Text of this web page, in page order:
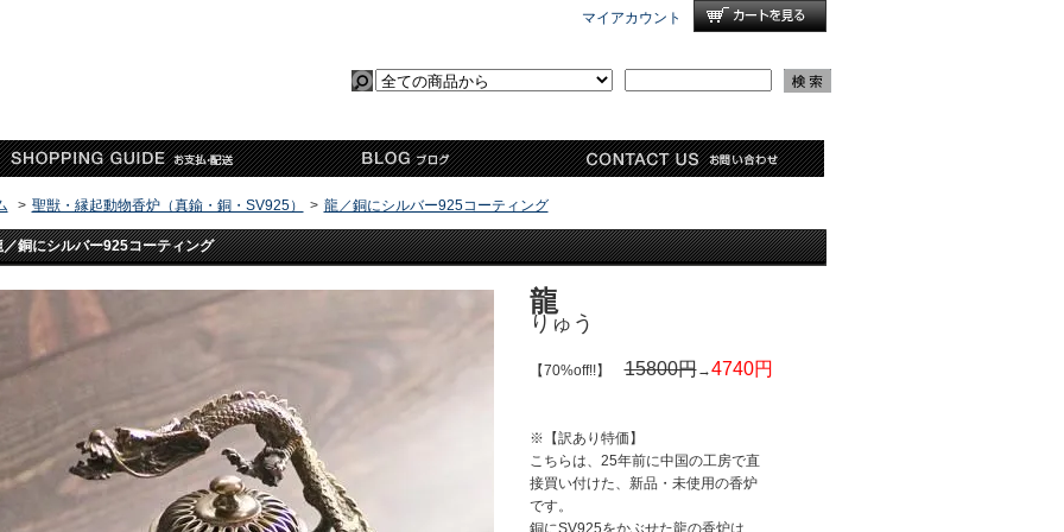
マイアカウント
> 聖獣・縁起動物香炉（真鍮・銅・SV925） > 龍／銅にシルバー925コーティング
／銅にシルバー925コーティング
龍
りゅう
【70%off!!】15800円→4740円
※【訳あり特価】
こちらは、25年前に中国の工房で直
接買い付けた、新品・未使用の香炉
です。
銅にSV925をかぶせた龍の香炉は、